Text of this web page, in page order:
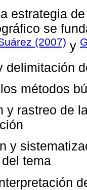
estrategia
se
(2007) y
delimitación
métodos
y rastreo de
y
tema